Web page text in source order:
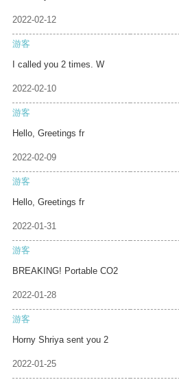
2022-02-12
游客
I called you 2 times. W
2022-02-10
游客
Hello, Greetings fr
2022-02-09
游客
Hello, Greetings fr
2022-01-31
游客
BREAKING! Portable CO2
2022-01-28
游客
Horny Shriya sent you 2
2022-01-25